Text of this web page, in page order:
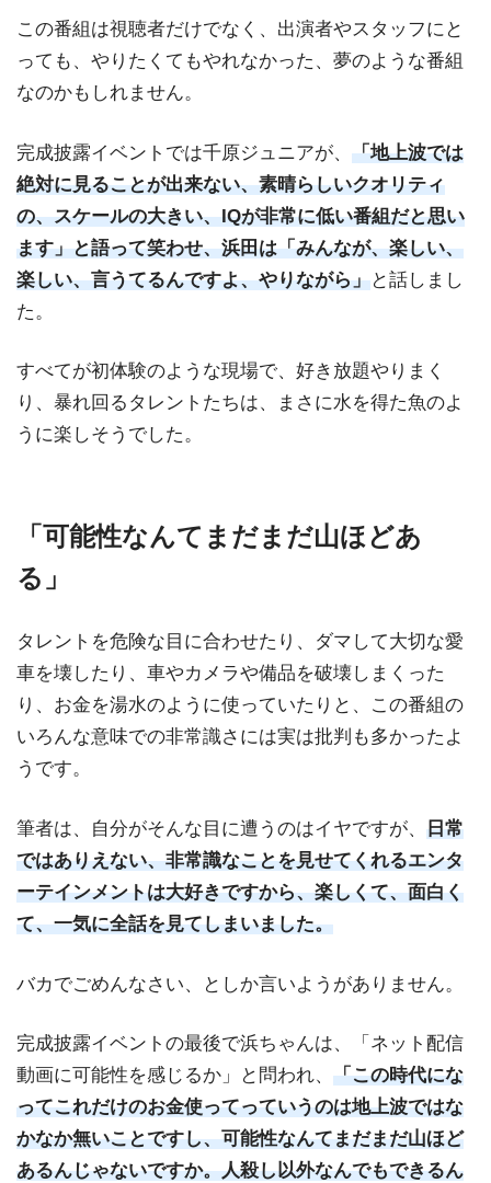
この番組は視聴者だけでなく、出演者やスタッフにと
っても、やりたくてもやれなかった、夢のような番組
なのかもしれません。
完成披露イベントでは千原ジュニアが、 「地上波では
絶対に見ることが出来ない、素晴らしいクオリティ
の、スケールの大きい、IQが非常に低い番組だと思い
ます」と語って笑わせ、浜田は「みんなが、楽しい、
楽しい、言うてるんですよ、やりながら」と話しまし
た。
すべてが初体験のような現場で、好き放題やりまく
り、暴れ回るタレントたちは、まさに水を得た魚のよ
うに楽しそうでした。
「可能性なんてまだまだ山ほどあ
る」
タレントを危険な目に合わせたり、ダマして大切な愛
車を壊したり、車やカメラや備品を破壊しまくった
り、お金を湯水のように使っていたりと、この番組の
いろんな意味での非常識さには実は批判も多かったよ
うです。
筆者は、自分がそんな目に遭うのはイヤですが、 日常
ではありえない、非常識なことを見せてくれるエンタ
ーテインメントは大好きですから、楽しくて、面白く
て、一気に全話を見てしまいました。
バカでごめんなさい、としか言いようがありません。
完成披露イベントの最後で浜ちゃんは、「ネット配信
動画に可能性を感じるか」と問われ、 「この時代にな
ってこれだけのお金使ってっていうのは地上波ではな
かなか無いことですし、可能性なんてまだまだ山ほど
あるんじゃないですか。人殺し以外なんでもできるん